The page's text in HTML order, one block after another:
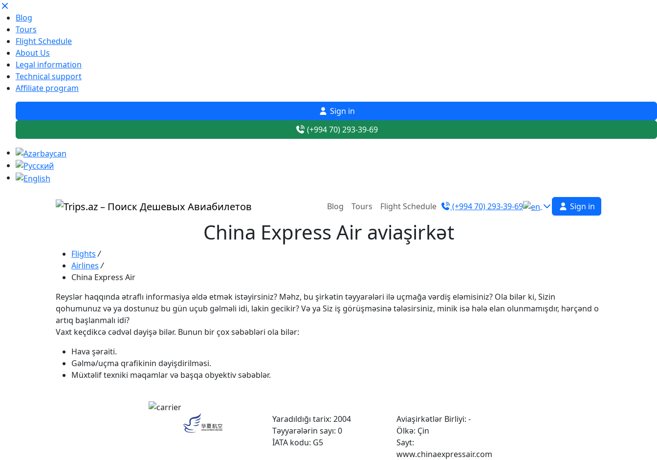
Blog
Tours
Flight Schedule
About Us
Legal information
Technical support
Affiliate program
Sign in
(+994 70) 293-39-69
Blog Tours Flight Schedule (+994 70) 293-39-69 Sign in
China Express Air aviaşirkət
Flights /
Airlines /
China Express Air
Reyslər haqqında ətraflı informasiya əldə etmək istəyirsiniz? Məhz, bu şirkətin təyyarələri ilə uçmağa vərdiş eləmisiniz? Ola bilər ki, Sizin
qohumunuz və ya dostunuz bu gün uçub gəlməli idi, lakin gecikir? Və ya Siz iş görüşməsinə tələsirsiniz, minik isə hələ elan olunmamışdır, hərçənd o
artıq başlanmalı idi?
Vaxt keçdikcə cədvəl dəyişə bilər. Bunun bir çox səbəbləri ola bilər:
Hava şəraiti.
Gəlmə/uçma qrafikinin dəyişdirilməsi.
Müxtəlif texniki məqamlar və başqa obyektiv səbəblər.
Yaradıldığı tarix: 2004
Təyyarələrin sayı: 0
İATA kodu: G5
Aviaşirkətlər Birliyi: -
Ölkə: Çin
Sayt:
www.chinaexpressair.com